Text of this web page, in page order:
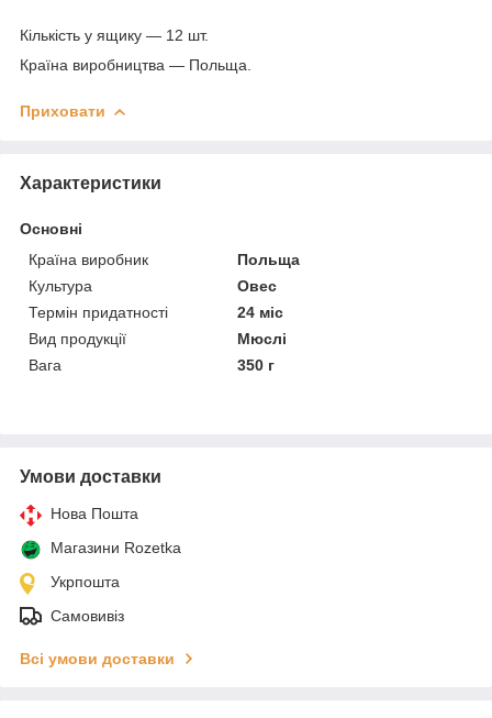
Кількість у ящику — 12 шт.
Країна виробництва — Польща.
Приховати
Характеристики
Основні
Країна виробник
Польща
Культура
Овес
Термін придатності
24 міс
Вид продукції
Мюслі
Вага
350 г
Умови доставки
Нова Пошта
Магазини Rozetka
Укрпошта
Самовивіз
Всі умови доставки